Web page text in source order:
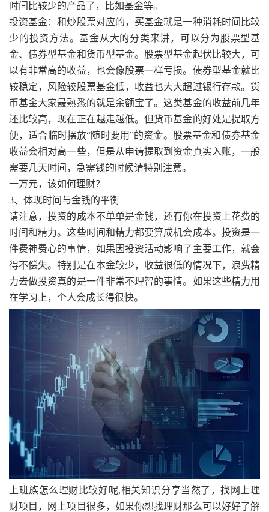
时间比较少的产品了，比如基金等。
投资基金：和炒股票对应的，买基金就是一种消耗时间比较
少的投资方法。基金从大的分类来讲，可以分为股票型基
金、债券型基金和货币型基金。股票型基金起伏比较大，可
以有非常高的收益，也会像股票一样亏损。债券型基金就比
较稳定，风险较股票基金低，收益也大大超过银行存款。货
币基金大家最熟悉的就是余额宝了。这类基金的收益前几年
还比较高，现在正在越走越低。但货币基金的好处是提取方
便，适合临时摆放“随时要用”的资金。股票基金和债券基金
收益会相对高一些，但是从申请提取到资金真实入账，一般
需要几天时间，急需钱的时候请特别注意。
一万元，该如何理财？
3、体现时间与金钱的平衡
请注意，投资的成本不单单是金钱，还有你在投资上花费的
时间和精力。这些时间和精力都要算成机会成本。投资是一
件费神费心的事情，如果因投资活动影响了主要工作，就会
得不偿失。特别是在本金较少，收益很低的情况下，浪费精
力去做投资真的是一件非常不理智的事情。如果这些精力用
在学习上，个人会成长得很快。
上班族怎么理财比较好呢,相关知识分享当然了，找网上理
财项目，网上项目很多，如果你想找理财那么可以好好了解